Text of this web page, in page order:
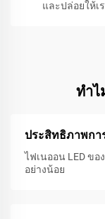
และปล่อยให้
ทําไ
ประสิทธิภาพกา
ไฟเนออน LED ขอ
อย่างน้อย